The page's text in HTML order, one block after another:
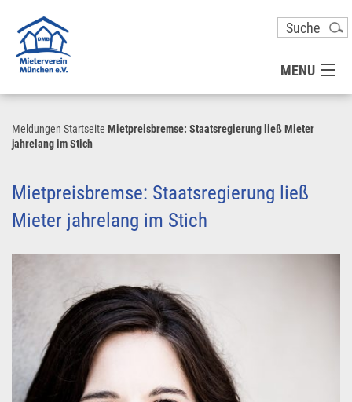
MENU
PRESSE
UNSER SERVICE FÜR SIE
Meldungen Startseite Mietpreisbremse: Staatsregierung ließ Mieter
jahrelang im Stich
Mietpreisbremse: Staatsregierung ließ
Mieter jahrelang im Stich